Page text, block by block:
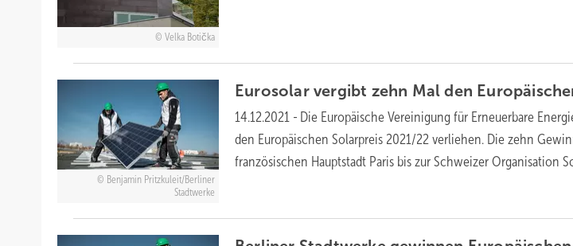
Velka Botička
Benjamin Pritzkuleit/Berliner
Stadtwerke
Eurosolar vergibt zehn Mal den
14.12.2021 - Die Europäische Vereinigung für Erneuerbare
den Europäischen Solarpreis 2021/22 verliehen. Die zehn
französischen Hauptstadt Paris bis zur Schweizer Organisation